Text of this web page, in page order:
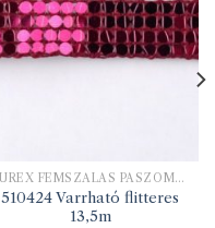
LUREX FÉMSZÁLAS PASZOMÁNYOK
510424 Varrható flitteres
13,5m